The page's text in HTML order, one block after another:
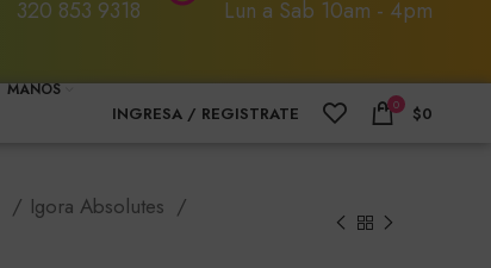
320 853 9318 Lun a Sab 10am - 4pm
MANOS
INGRESA / REGISTRATE 0 $0
Igora Absolutes